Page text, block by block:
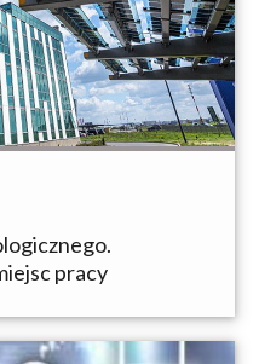
pracy